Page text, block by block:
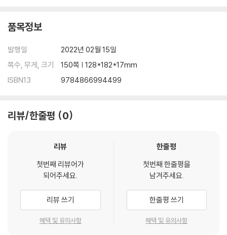
품목정보
발행일
2022년 02월 15일
쪽수, 무게, 크기
150쪽 | 128*182*17mm
ISBN13
9784866994499
리뷰/한줄평 0
리뷰
첫번째 리뷰어가
되어주세요.
리뷰 쓰기
혜택 및 유의사항
한줄평
첫번째 한줄평을
남겨주세요.
한줄평 쓰기
혜택 및 유의사항